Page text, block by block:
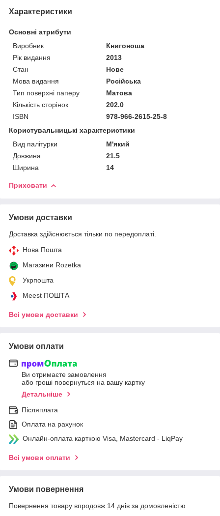
Характеристики
Основні атрибути
Виробник
Книгоноша
Рік видання
2013
Стан
Нове
Мова видання
Російська
Тип поверхні паперу
Матова
Кількість сторінок
202.0
ISBN
978-966-2615-25-8
Користувальницькі характеристики
Вид палітурки
М'який
Довжина
21.5
Ширина
14
Приховати
Умови доставки
Доставка здійснюється тільки по передоплаті.
Нова Пошта
Магазини Rozetka
Укрпошта
Meest ПОШТА
Всі умови доставки
Умови оплати
Ви отримаєте замовлення
або гроші повернуться на вашу картку
Детальніше
Післяплата
Оплата на рахунок
Онлайн-оплата карткою Visa, Mastercard - LiqPay
Всі умови оплати
Умови повернення
Повернення товару впродовж 14 днів за домовленістю